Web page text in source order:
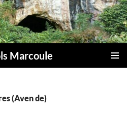
Marcoule
(Aven de)